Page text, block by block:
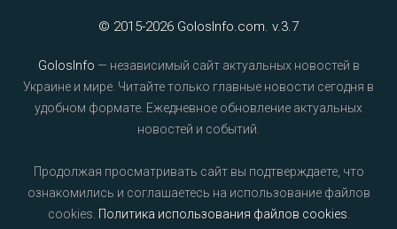
© 2015-2026 GolosInfo.com. v.3.7
GolosInfo — независимый сайт актуальных новостей в
Украине и мире. Читайте только главные новости сегодня в
удобном формате. Ежедневное обновление актуальных
новостей и событий.
Продолжая просматривать сайт вы подтверждаете, что
ознакомились и соглашаетесь на использование файлов
cookies. Политика использования файлов cookies